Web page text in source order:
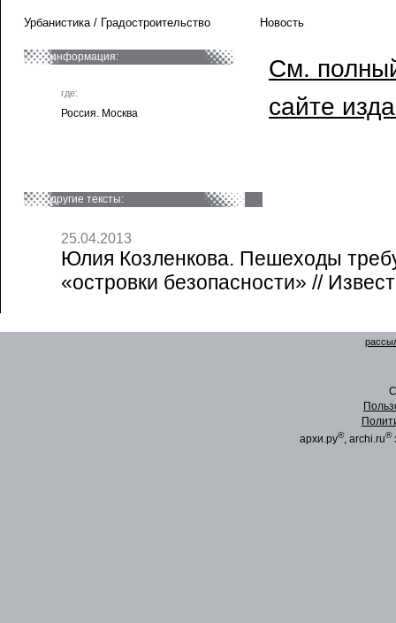
Урбанистика / Градостроительство Новость
информация:
где:
Россия. Москва
См.
сайте
другие тексты:
25.04.2013
Юлия Козленкова. Пешеходы
«островки безопасности» //
архи.ру®, archi.ru®